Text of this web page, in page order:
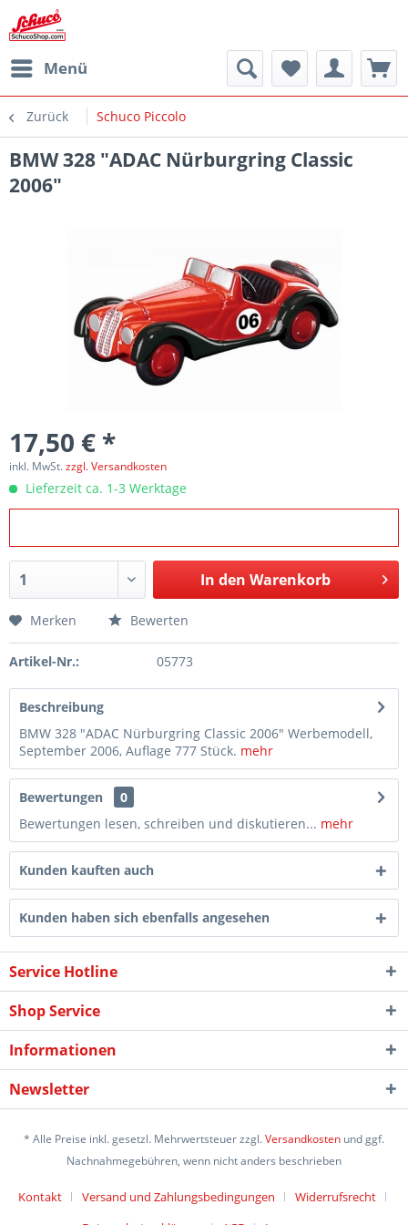
Menü
Zurück Schuco Piccolo
BMW 328 "ADAC Nürburgring Classic
2006"
17,50 € *
inkl. MwSt.zzgl. Versandkosten
Lieferzeit ca. 1-3 Werktage
In den Warenkorb
Merken Bewerten
Artikel-Nr.: 05773
Beschreibung
BMW 328 "ADAC Nürburgring Classic 2006" Werbemodell,
September 2006, Auflage 777 Stück. mehr
Bewertungen
0
Bewertungen lesen, schreiben und diskutieren... mehr
Kunden kauften auch
Kunden haben sich ebenfalls angesehen
Service Hotline
Shop Service
Informationen
Newsletter
* Alle Preise inkl. gesetzl. Mehrwertsteuer zzgl.Versandkosten und ggf.
Nachnahmegebühren, wenn nicht anders beschrieben
Kontakt Versand und Zahlungsbedingungen
Widerrufsrecht